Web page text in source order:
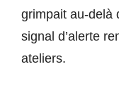
grimpait au-delà
signal d’alerte
ateliers.